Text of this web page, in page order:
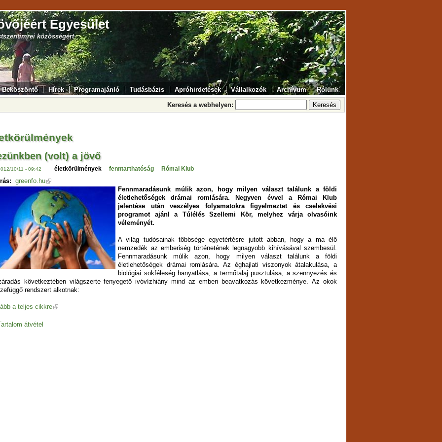
Egyesület
közösségért
Beköszöntő Hírek Programajánló Tudásbázis Apróhirdetések Vállalkozók Archívum Rólunk
Keresés a webhelyen:
(volt) a jövő
10/11 - 09:42 életkörülmények fenntarthatóság Római Klub
greenfo.hu
Fennmaradásunk múlik azon, hogy milyen választ találunk a földi
életlehetőségek drámai romlására. Negyven évvel a Római Klub
jelentése után veszélyes folyamatokra figyelmeztet és cselekvési
programot ajánl a Túlélés Szellemi Kör, melyhez várja olvasóink
véleményét.
A világ tudósainak többsége egyetértésre jutott abban, hogy a ma élő
nemzedék az emberiség történetének legnagyobb kihívásával szembesül.
Fennmaradásunk múlik azon, hogy milyen választ találunk a földi
életlehetőségek drámai romlására. Az éghajlati viszonyok átalakulása, a
biológiai sokféleség hanyatlása, a termőtalaj pusztulása, a szennyezés és
következtében világszerte fenyegető ivóvízhiány mind az emberi beavatkozás következménye. Az okok
rendszert alkotnak:
a teljes cikkre